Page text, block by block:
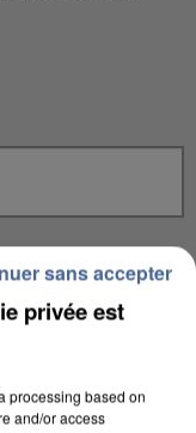
privée est
processing based on
and/or access
sans accepter